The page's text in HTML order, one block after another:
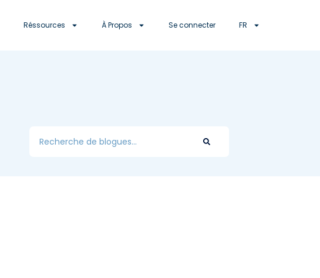
Réssources À Propos Se connecter FR